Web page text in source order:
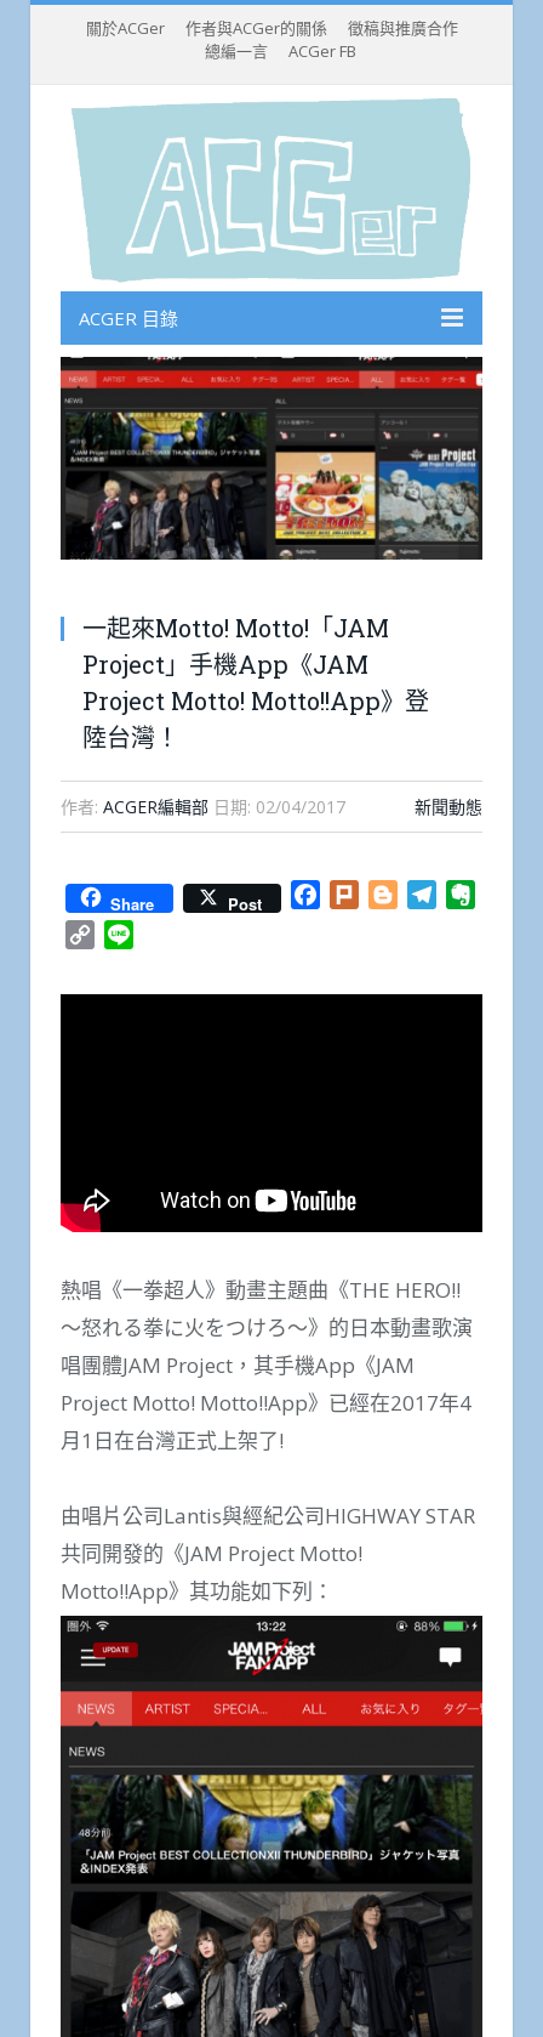
關於ACGer 作者與ACGer的關係
徵稿與推廣合作
總編一言
ACGer FB
ACGER 目錄
一起來Motto! Motto!「JAM
Project」手機App《JAM
Project Motto! Motto!!App》登
陸台灣！
作者: ACGER編輯部 日期: 02/04/2017 新聞動態
Share Post Facebook
Plurk BloggerTelegram
Copy
熱唱《一拳超人》動畫主題曲《THE HERO!!
～怒れる拳に火をつけろ～》的日本動畫歌演
唱團體JAM Project，其手機App《JAM
Project Motto! Motto!!App》已經在2017年4
月1日在台灣正式上架了!
由唱片公司Lantis與經紀公司HIGHWAY STAR
共同開發的《JAM Project Motto!
Motto!!App》其功能如下列：